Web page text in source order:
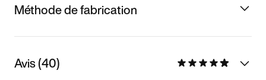
Méthode de fabrication
Avis (40)